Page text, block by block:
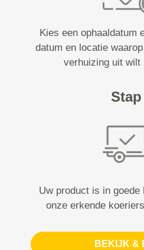
Kies een ophaaldatum
datum en locatie
verhuizing uit wilt
Uw product is in goede
onze erkende
BEKIJK &